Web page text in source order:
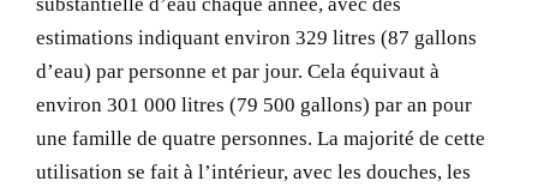
estimations indiquant environ 329 litres (87 gallons
d’eau) par personne et par jour. Cela équivaut à
environ 301 000 litres (79 500 gallons) par an pour
une famille de quatre personnes. La majorité de cette
utilisation se fait à l’intérieur, avec les douches, les